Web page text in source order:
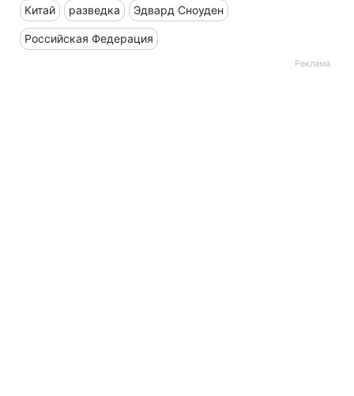
Китай разведка Эдвард Сноуден
Российская Федерация